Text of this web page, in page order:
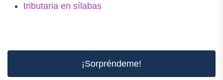
tributaria en sílabas
¡Sorpréndeme!